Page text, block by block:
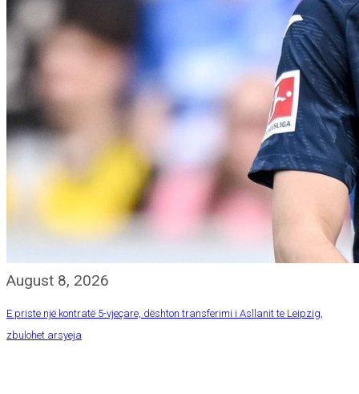
August 8, 2026
E priste një kontratë 5-vjeçare, dështon transferimi i Asllanit te Leipzig,
zbulohet arsyeja